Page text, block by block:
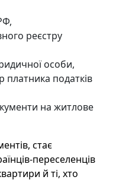
реєстру
особи,
платника податків
на житлове
стає
переселенців
й ті, хто